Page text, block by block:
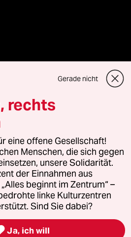
GmbH
Fragen oder für Genehmigungen
Kommune-Richtlinien
Impressum AGB
widerrufen (Ads)
Gerade nicht
rechts
eine offene Gesellschaft!
Menschen, die sich gegen
unsere Solidarität.
der Einnahmen aus
beginnt im Zentrum“ –
linke Kulturzentren
Sind Sie dabei?
Ja, ich will